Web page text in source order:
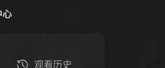
心
观看历史